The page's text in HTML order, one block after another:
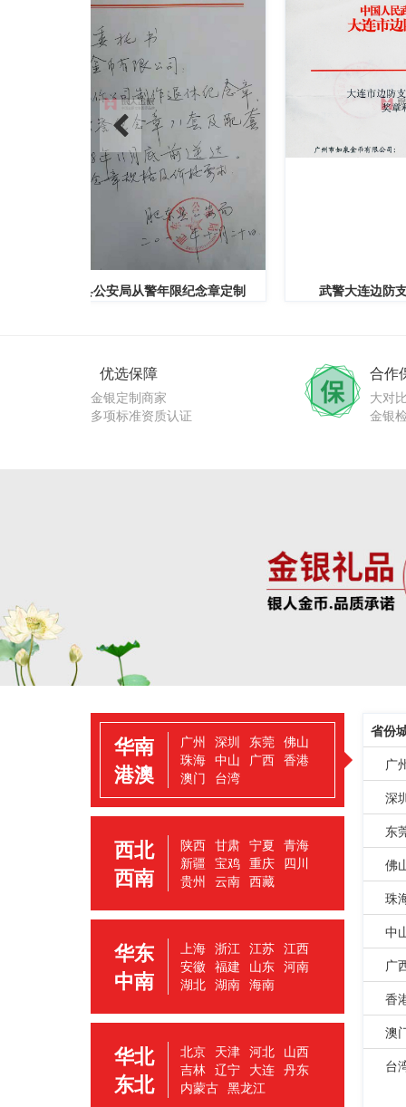
武警大连边防支队三等功奖章定制
优选保障
金银定制商家
多项标准资质认证
合作
大对
金银
华南
港澳
广州 深圳 东莞 佛山
珠海 中山 广西 香港
澳门 台湾
西北
西南
陕西 甘肃 宁夏 青海
新疆 宝鸡 重庆 四川
贵州 云南 西藏
华东
中南
上海 浙江 江苏 江西
安徽 福建 山东 河南
湖北 湖南 海南
华北
东北
北京 天津 河北 山西
吉林 辽宁 大连 丹东
内蒙古 黑龙江
省份
广
深
东
佛
珠
中
广
香
澳
台